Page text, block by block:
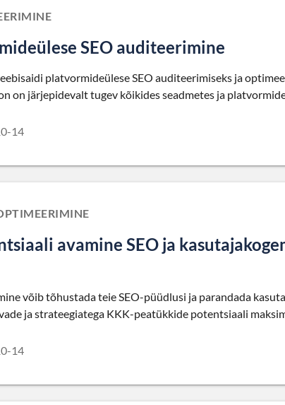
SEO auditeerimine
platvormideülese SEO auditeerimiseks ja
on järjepidevalt tugev kõikides seadmetes ja
14
avamine SEO ja
võib tõhustada teie SEO-püüdlusi ja parandada
ja strateegiatega KKK-peatükkide potentsiaali
14